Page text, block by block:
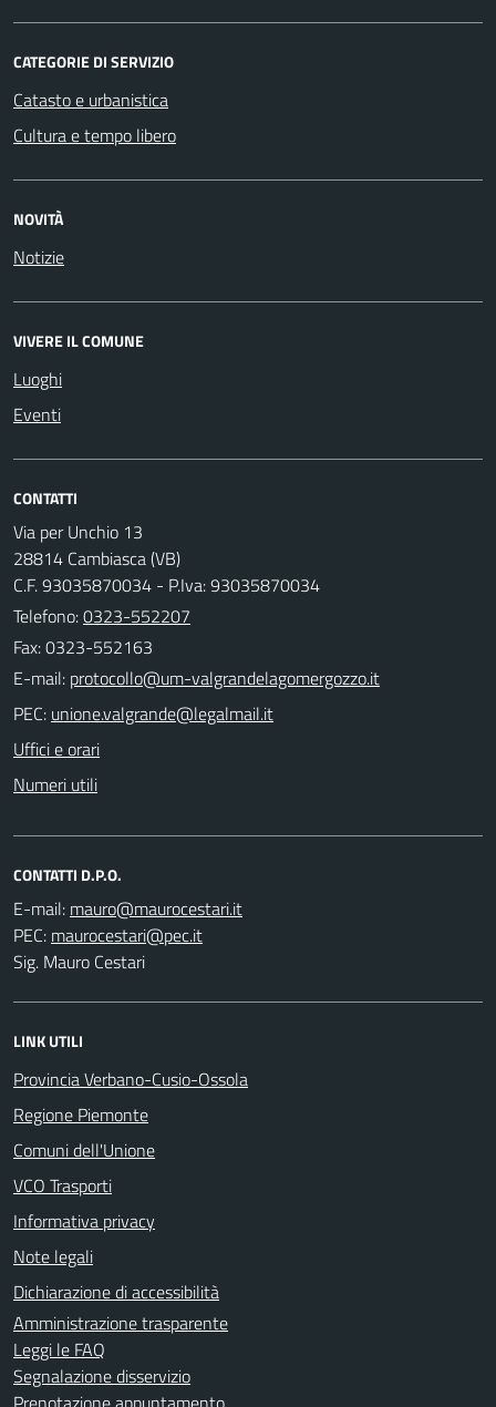
CATEGORIE DI SERVIZIO
Catasto e urbanistica
Cultura e tempo libero
NOVITÀ
Notizie
VIVERE IL COMUNE
Luoghi
Eventi
CONTATTI
Via per Unchio 13
28814 Cambiasca (VB)
C.F. 93035870034 - P.Iva: 93035870034
Telefono:0323-552207
Fax: 0323-552163
E-mail:
PEC:
Uffici e orari
Numeri utili
CONTATTI D.P.O.
E-mail:
PEC:
Sig. Mauro Cestari
LINK UTILI
Provincia Verbano-Cusio-Ossola
Regione Piemonte
Comuni dell'Unione
VCO Trasporti
Informativa privacy
Note legali
Dichiarazione di accessibilità
Amministrazione trasparente
Leggi le FAQ
Segnalazione disservizio